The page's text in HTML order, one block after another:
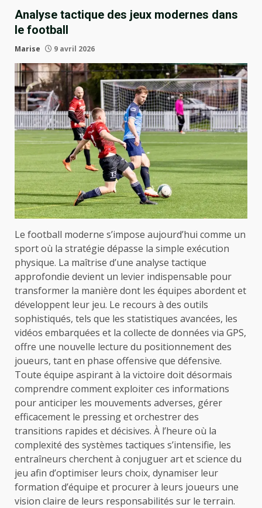
Analyse tactique des jeux modernes dans
le football
Marise 9 avril 2026
Le football moderne s’impose aujourd’hui comme un
sport où la stratégie dépasse la simple exécution
physique. La maîtrise d’une analyse tactique
approfondie devient un levier indispensable pour
transformer la manière dont les équipes abordent et
développent leur jeu. Le recours à des outils
sophistiqués, tels que les statistiques avancées, les
vidéos embarquées et la collecte de données via GPS,
offre une nouvelle lecture du positionnement des
joueurs, tant en phase offensive que défensive.
Toute équipe aspirant à la victoire doit désormais
comprendre comment exploiter ces informations
pour anticiper les mouvements adverses, gérer
efficacement le pressing et orchestrer des
transitions rapides et décisives. À l’heure où la
complexité des systèmes tactiques s’intensifie, les
entraîneurs cherchent à conjuguer art et science du
jeu afin d’optimiser leurs choix, dynamiser leur
formation d’équipe et procurer à leurs joueurs une
vision claire de leurs responsabilités sur le terrain.